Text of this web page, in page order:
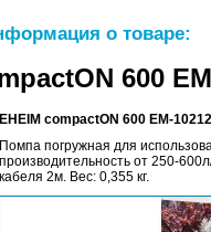
о товаре:
600
EHEIM compactON 600 EM-
Помпа погружная для
производительность от 250-
кабеля 2м. Вес: 0,355 кг.